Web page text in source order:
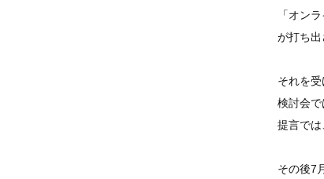
「オン
が打ち出
それを
検討会
提言で
その後7